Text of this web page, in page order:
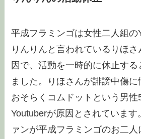
平成フラミンゴは女性二人組の
りんりんと言われているりほ
因で、活動を一時的に休止す
ました。りほさんが誹謗中傷に
おそらくコムドットという男
Youtuberが原因とされています
ァンが平成フラミンゴのお二